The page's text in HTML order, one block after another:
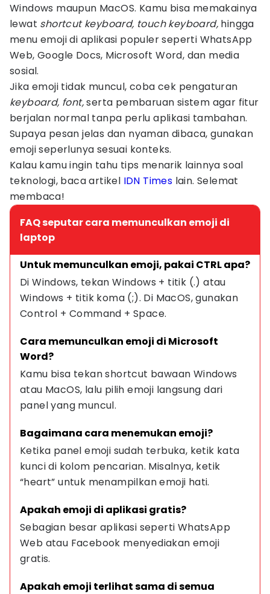
Windows maupun MacOS. Kamu bisa memakainya
lewat shortcut keyboard, touch keyboard, hingga
menu emoji di aplikasi populer seperti WhatsApp
Web, Google Docs, Microsoft Word, dan media
sosial.
Jika emoji tidak muncul, coba cek pengaturan
keyboard, font,serta pembaruan sistem agar fitur
berjalan normal tanpa perlu aplikasi tambahan.
Supaya pesan jelas dan nyaman dibaca, gunakan
emoji seperlunya sesuai konteks.
Kalau kamu ingin tahu tips menarik lainnya soal
teknologi, baca artikel IDN Times lain. Selemat
membaca!
FAQ seputar cara memunculkan emoji di
laptop
Untuk memunculkan emoji, pakai CTRL apa?
Di Windows, tekan Windows + titik (.) atau
Windows + titik koma (;). Di MacOS, gunakan
Control + Command + Space.
Cara memunculkan emoji di Microsoft
Word?
Kamu bisa tekan shortcut bawaan Windows
atau MacOS, lalu pilih emoji langsung dari
panel yang muncul.
Bagaimana cara menemukan emoji?
Ketika panel emoji sudah terbuka, ketik kata
kunci di kolom pencarian. Misalnya, ketik
“heart” untuk menampilkan emoji hati.
Apakah emoji di aplikasi gratis?
Sebagian besar aplikasi seperti WhatsApp
Web atau Facebook menyediakan emoji
gratis.
Apakah emoji terlihat sama di semua